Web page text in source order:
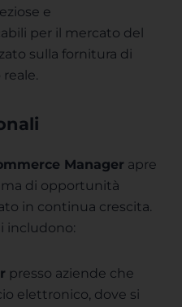
e
per il mercato del
sulla fornitura di
Manager apre
di opportunità
in continua crescita.
includono:
presso aziende che
elettronico, dove si